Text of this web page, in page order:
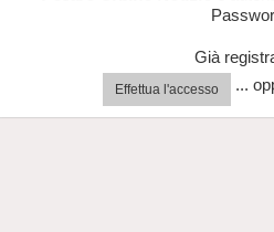
Già
Effettua l'accesso ...